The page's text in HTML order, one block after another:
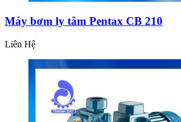
Máy bơm ly tâm Pentax CB 210
Liên Hệ